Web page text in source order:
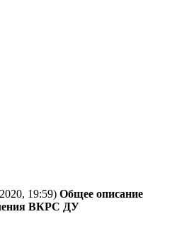
19:59) Общее описание
ВКРС ДУ